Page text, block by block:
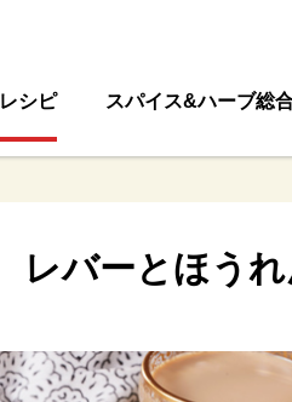
レシピ スパイス&ハーブ総
レバーとほう